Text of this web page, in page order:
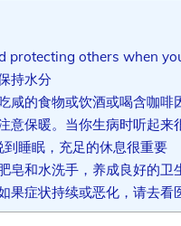
protecting others when
持水分
咸的食物或饮酒或喝含咖
意保暖。当你生病时听起
睡眠，充足的休息很重要
皂和水洗手，养成良好的卫
果症状持续或恶化，请去看